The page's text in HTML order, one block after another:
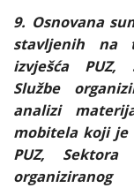
9. Osnovana
stavljenih na
izvješća PUZ,
Službe
analizi
mobitela koji je
PUZ, Sektora